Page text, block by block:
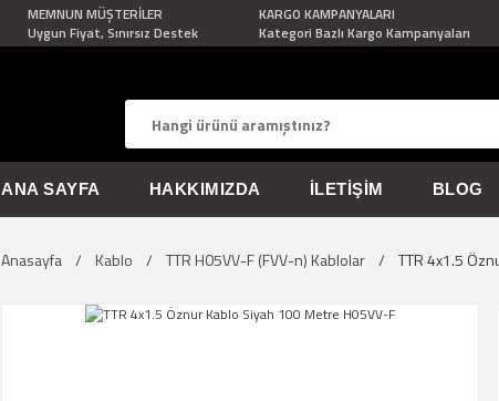
MEMNUN MÜŞTERİLER
Uygun Fiyat, Sınırsız Destek
KARGO KAMPANYALARI
Kategori Bazlı Kargo Kampanyaları
ANA SAYFA HAKKIMIZDA İLETIŞIM BLOG
Anasayfa Kablo TTR H05VV-F (FVV-n) Kablolar TTR 4x1.5